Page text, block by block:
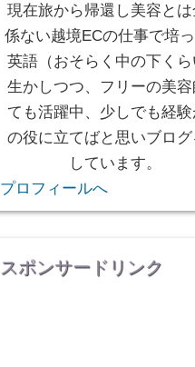
現在旅から帰還し美容とは
係ない越境ECの仕事で培
英語（おそらく中の下く
生かしつつ、フリーの美容
ても活躍中、少しでも経
の役に立てばと思いブロ
しています。
プロフィールへ
スポンサードリンク